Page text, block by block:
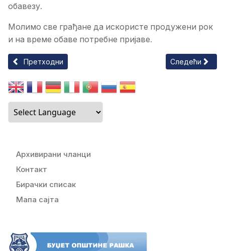
обавезу.
Молимо све грађане да искористе продужени рок
и на време обаве потребне пријаве.
Претходни чланак: ЈАВНИ КОНКУРС ЗА ДОДЕЛУ
Претходни Следећи
Следећи
Архивирани чланци
Контакт
Бирачки списак
Мапа сајта